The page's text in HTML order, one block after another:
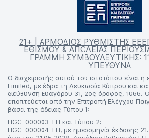
21+ | ΑΡΜΟΔΙΟΣ ΡΥΘΜΙΣΤΗΣ
ΕΘΙΣΜΟΥ & ΑΠΩΛΕΙΑΣ
ΓΡΑΜΜΗ ΣΥΜΒΟΥΛΕΥΤΙΚΗΣ:
ΥΠΕΥΘΥΝΑ
Ο διαχειριστής αυτού του ιστοτόπου είναι η
Limited, με έδρα τη Λευκωσία Κύπρου και
διεύθυνση Ευαγόρου 31, 2ος όροφος, 1066.
εποπτεύεται από την Επιτροπή Ελέγχου
βάσει της άδειας Τύπου 1:
HGC–000003–LH και Τύπου 2:
HGC–000004–LH, με ημερομηνία έκδοσης